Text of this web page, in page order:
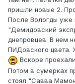
пришли новые 2.
После Вологды уже
"Демидовский
днепровцев. В нем
ПИДовского цвета.
Вскоре
Потом в сумерках
стоял "Савва